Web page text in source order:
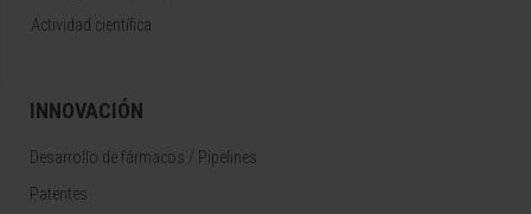
Actividad científica
INNOVACIÓN
Desarrollo de fármacos / Pipelines
Patentes